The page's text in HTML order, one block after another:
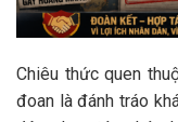
Chiêu thức quen
đoan là đánh tráo